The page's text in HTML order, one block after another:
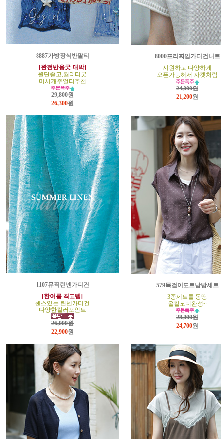
8887가방장식반팔티
[완전반응굿-대박]
원단좋고,퀄리티굿
미시캐주얼티추천
29,800원
26,300원
8000프리짜임가디건니트
시원하고 다양하게
오픈가능해서 자켓처럼
24,000원
21,200원
1107뮤직린넨가디건
[한여름 최고템]
센스있는 린넨가디건
다양한컬러포인트
26,000원
22,900원
579목걸이도트남방세트
3종세트를 몽땅
올킬코디완성~
28,000원
24,700원